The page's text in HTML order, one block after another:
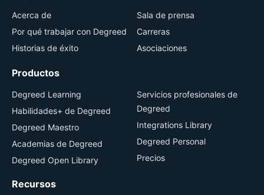
Acerca de
Por qué trabajar con Degreed
Historias de éxito
Sala de prensa
Carreras
Asociaciones
Productos
Degreed Learning
Habilidades+ de Degreed
Degreed Maestro
Academias de Degreed
Degreed Open Library
Servicios profesionales de
Degreed
Integrations Library
Degreed Personal
Precios
Recursos